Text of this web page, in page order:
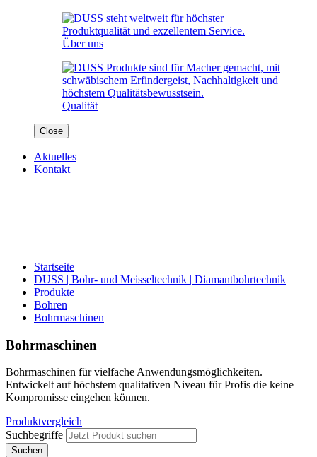
Über uns
Qualität
Close
Aktuelles
Kontakt
Startseite
DUSS | Bohr- und Meisseltechnik | Diamantbohrtechnik
Produkte
Bohren
Bohrmaschinen
Bohrmaschinen
Bohrmaschinen für vielfache Anwendungsmöglichkeiten.
Entwickelt auf höchstem qualitativen Niveau für Profis die keine
Kompromisse eingehen können.
Produktvergleich
Suchbegriffe
Suchen